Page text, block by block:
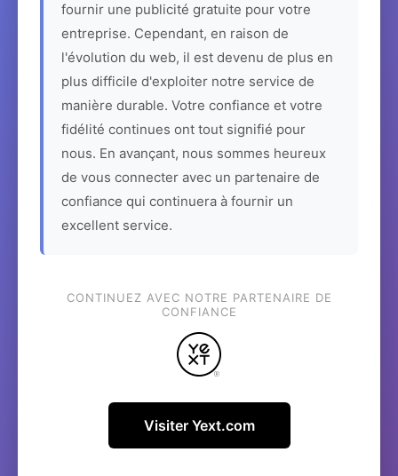
fournir une publicité gratuite pour votre
entreprise. Cependant, en raison de
l'évolution du web, il est devenu de plus en
plus difficile d'exploiter notre service de
manière durable. Votre confiance et votre
fidélité continues ont tout signifié pour
nous. En avançant, nous sommes heureux
de vous connecter avec un partenaire de
confiance qui continuera à fournir un
excellent service.
CONTINUEZ AVEC NOTRE PARTENAIRE DE
CONFIANCE
Visiter Yext.com